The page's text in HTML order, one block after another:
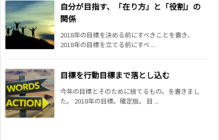
自分が目指す、「在り方」と「役割」の
関係
2018年の目標を決める前にすべきことを書き、
2018年の目標を立てる前にすべ ...
目標を行動目標まで落とし込む
今年の目標とそのために捨てるもの。を書きまし
た。 2018年の目標。確定版。 目 ...